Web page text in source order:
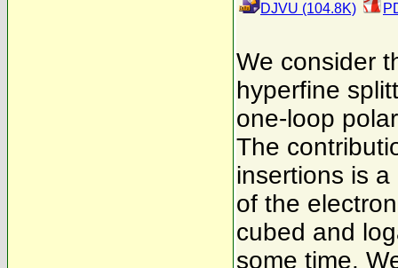
DJVU (104.8K)
We consider
hyperfine
one-loop
The
insertions is
of the
cubed and
some time.